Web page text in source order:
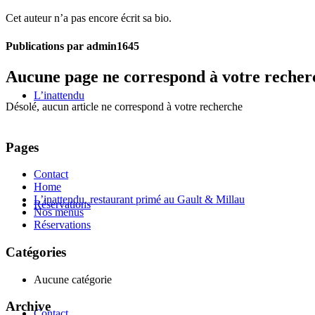
L’inattendu
Réservations
Cet auteur n’a pas encore écrit sa bio.
Publications par admin1645
Aucune page ne correspond à votre
Désolé, aucun article ne correspond à votre recherche
Pages
Contact
Home
L’inattendu, restaurant primé au Gault & Millau
Nos menus
Réservations
Catégories
Aucune catégorie
Archive